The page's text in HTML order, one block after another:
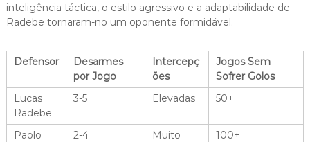
inteligência táctica, o estilo agressivo e a adaptabilidade de
Radebe tornaram-no um oponente formidável.
Defensor
Desarmes
por Jogo
Intercepç
ões
Jogos Sem
Sofrer Golos
Lucas
Radebe
3-5 Elevadas 50+
Paolo
2-4
Muito
100+